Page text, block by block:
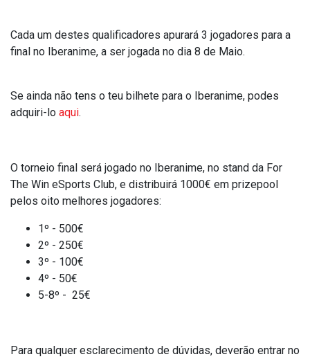
Cada um destes qualificadores apurará 3 jogadores para a
final no Iberanime, a ser jogada no dia 8 de Maio.
Se ainda não tens o teu bilhete para o Iberanime, podes
adquiri-lo aqui.
O torneio final será jogado no Iberanime, no stand da For
The Win eSports Club, e distribuirá 1000€ em prizepool
pelos oito melhores jogadores:
1º - 500€
2º - 250€
3º - 100€
4º - 50€
5-8º - 25€
Para qualquer esclarecimento de dúvidas, deverão entrar no